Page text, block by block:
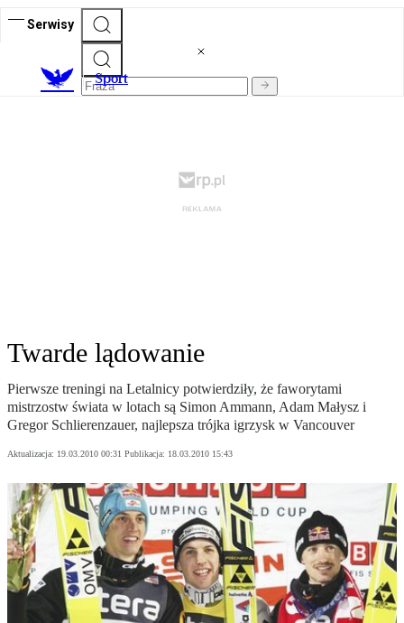
Serwisy
Sport
Twarde lądowanie
Pierwsze treningi na Letalnicy potwierdziły, że faworytami
mistrzostw świata w lotach są Simon Ammann, Adam Małysz i
Gregor Schlierenzauer, najlepsza trójka igrzysk w Vancouver
Aktualizacja: 19.03.2010 00:31 Publikacja: 18.03.2010 15:43